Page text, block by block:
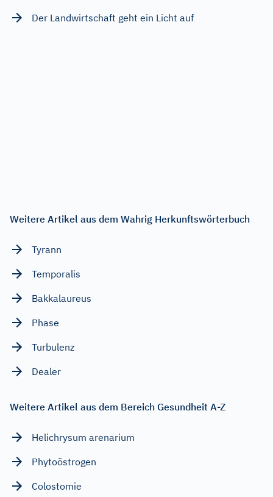
Der Landwirtschaft geht ein Licht auf
Weitere Artikel aus dem Wahrig Herkunftswörterbuch
Tyrann
Temporalis
Bakkalaureus
Phase
Turbulenz
Dealer
Weitere Artikel aus dem Bereich Gesundheit A-Z
Helichrysum arenarium
Phytoöstrogen
Colostomie